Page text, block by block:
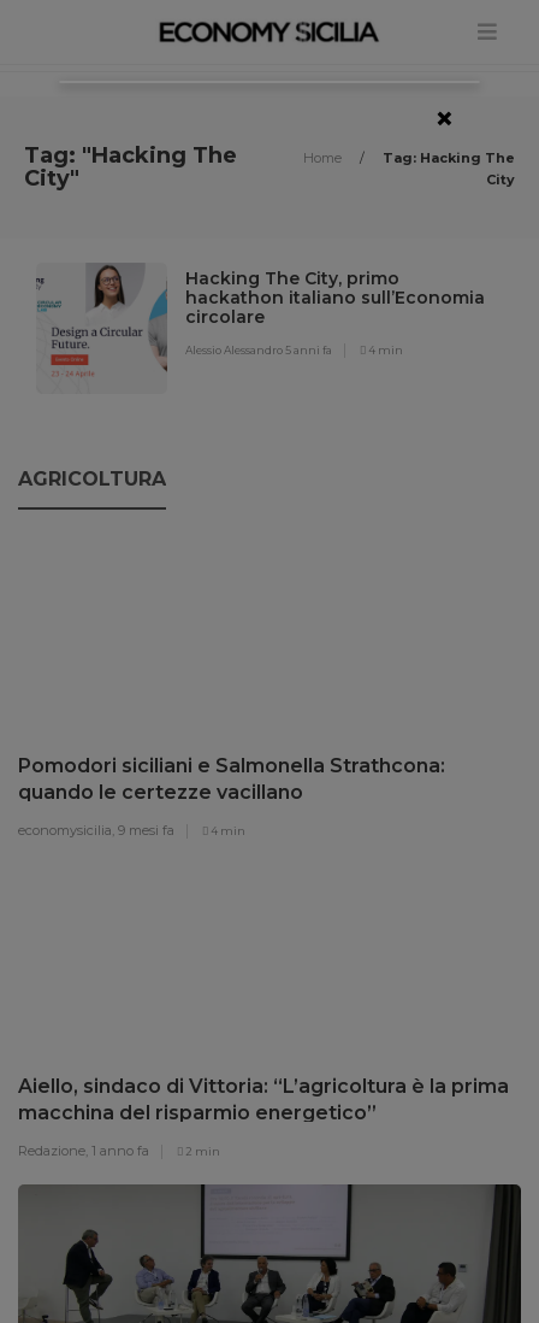
Tag: "Hacking The
City"
Home /
Tag: Hacking The
City
Hacking The City, primo
hackathon italiano sull’Economia
circolare
Alessio Alessandro 5 anni fa 4 min
AGRICOLTURA
Pomodori siciliani e Salmonella Strathcona:
quando le certezze vacillano
economysicilia, 9 mesi fa 4 min
Aiello, sindaco di Vittoria: “L’agricoltura è la prima
macchina del risparmio energetico”
Redazione, 1 anno fa 2 min
×